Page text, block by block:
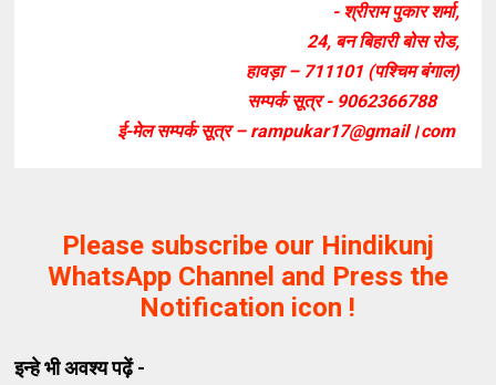
- श्रीराम पुकार शर्मा,
24, बन बिहारी बोस रोड,
हावड़ा – 711101 (पश्चिम बंगाल)
सम्पर्क सूत्र - 9062366788
ई-मेल सम्पर्क सूत्र – rampukar17@gmail।com
Please subscribe our Hindikunj
WhatsApp Channel and Press the
Notification icon !
इन्हे भी अवश्य पढ़ें -